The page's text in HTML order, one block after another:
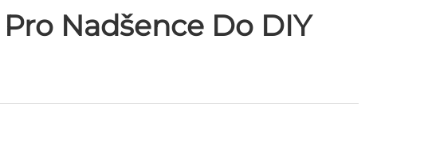
Nadšence Do DIY